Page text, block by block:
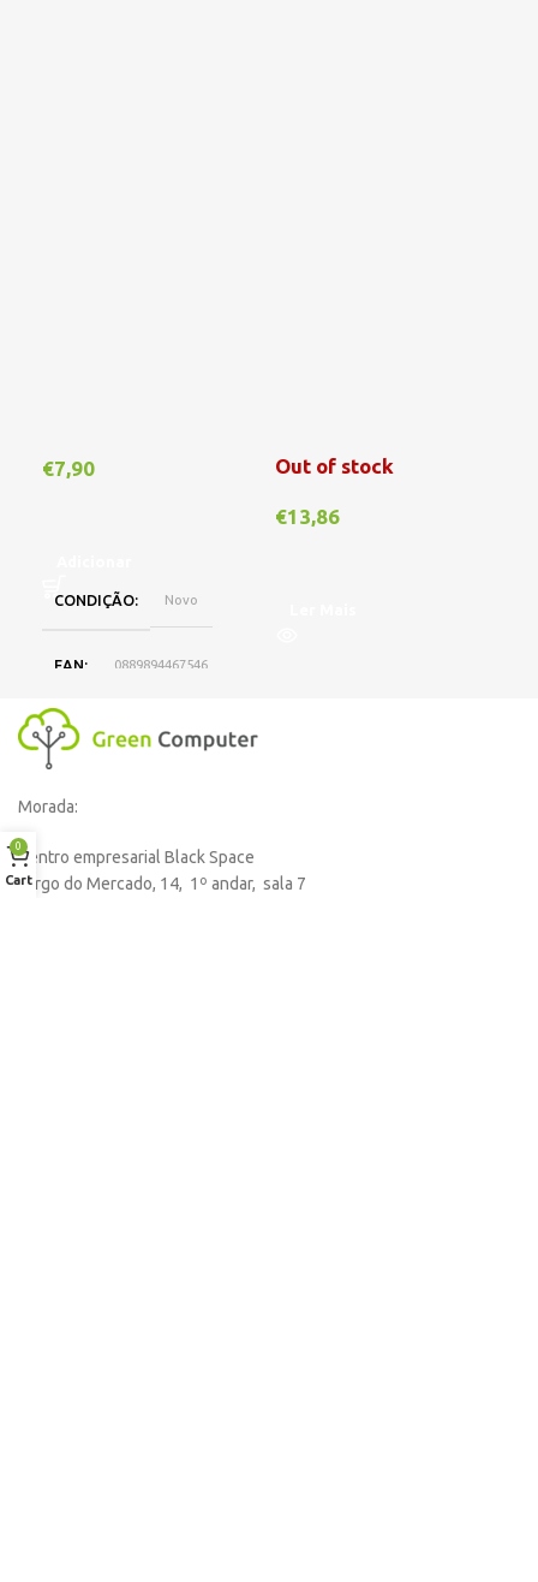
€7,90
CONDIÇÃO Novo
EAN 0889894467546
DISPONIBILIDADE
,
MARCA HP
Out of stock
€13,86
Morada:
Centro empresarial Black Space
Largo do Mercado, 14, 1º andar, sala 7
0
Cart